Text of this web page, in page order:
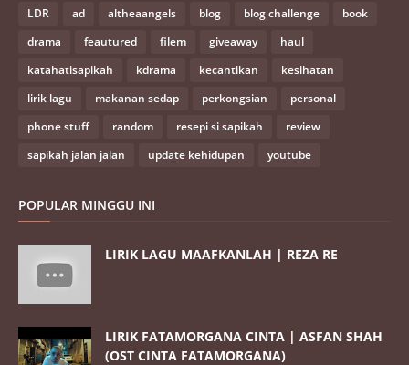
LDR ad altheaangels blog blog challenge
book
drama
feautured filem giveaway
haul
katahatisapikah
kdrama kecantikan
kesihatan
lirik lagu
makanan sedap perkongsian
personal
phone stuff
random resepi si sapikah
review
sapikah jalan jalan
update kehidupan youtube
POPULAR MINGGU INI
LIRIK LAGU MAAFKANLAH | REZA RE
LIRIK FATAMORGANA CINTA | ASFAN SHAH
(OST CINTA FATAMORGANA)